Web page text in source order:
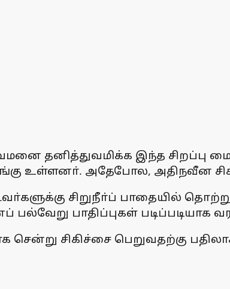
தனித்துவமிக்க இந்த சிறப்பு
உள்ளனா். அதேபோல, அதிநவீன
சிறுநீா்ப் பாதையில்
பாதிப்புகள் படிப்படியாக
சிகிச்சை பெறுவதற்கு